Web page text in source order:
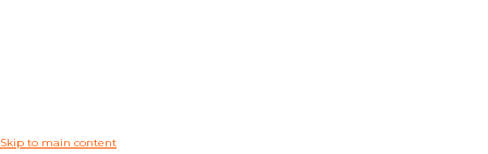
Skip to main content